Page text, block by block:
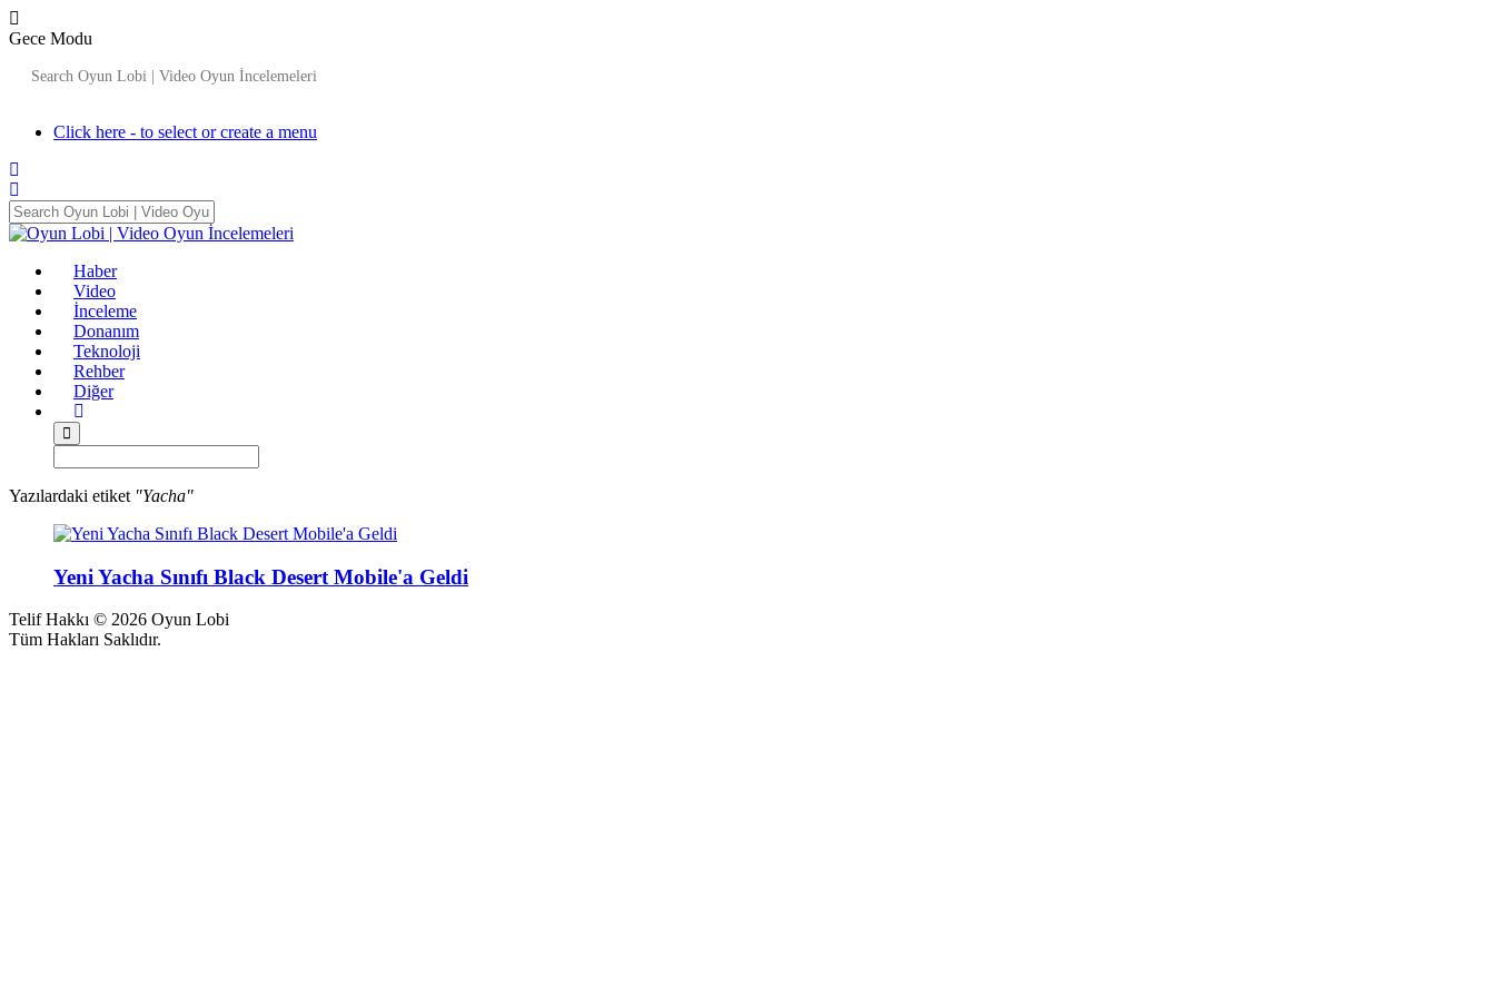
Gece Modu
Click here - to select or create a menu
Haber
Video
İnceleme
Donanım
Teknoloji
Rehber
Diğer
Yazılardaki etiket "Yacha"
Yeni Yacha Sınıfı Black Desert Mobile'a Geldi
Telif Hakkı © 2026 Oyun Lobi
Tüm Hakları Saklıdır.